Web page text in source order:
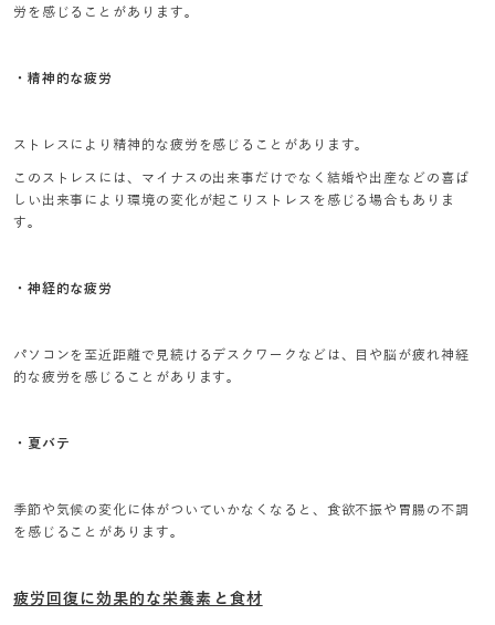
労を感じることがあります。
・精神的な疲労
ストレスにより精神的な疲労を感じることがあります。
このストレスには、マイナスの出来事だけでなく結婚や出産などの喜ば
しい出来事により環境の変化が起こりストレスを感じる場合もありま
す。
・神経的な疲労
パソコンを至近距離で見続けるデスクワークなどは、目や脳が疲れ神経
的な疲労を感じることがあります。
・夏バテ
季節や気候の変化に体がついていかなくなると、食欲不振や胃腸の不調
を感じることがあります。
疲労回復に効果的な栄養素と食材